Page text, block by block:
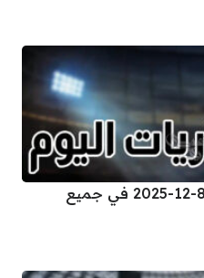
مواعيد مباريات اليوم الاثنين 8-12-2025 في جميع